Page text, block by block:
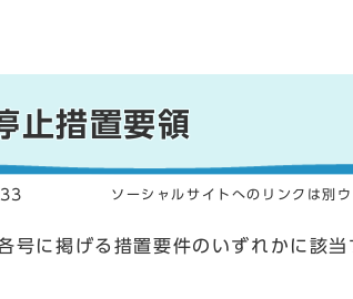
止措置要領
ソーシャルサイトへのリンクは別
号に掲げる措置要件のいずれかに該